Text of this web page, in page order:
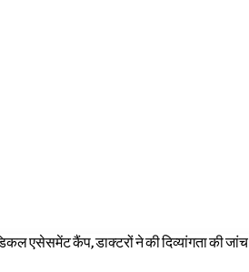
एसेसमेंट कैंप, डाक्टरों ने की दिव्यांगता की जांच